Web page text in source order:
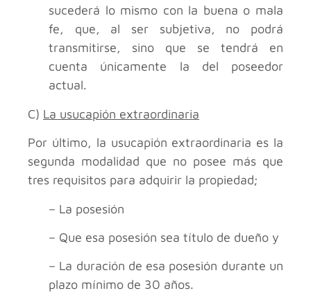
sucederá lo mismo con la buena o mala
fe, que, al ser subjetiva, no podrá
transmitirse, sino que se tendrá en
cuenta únicamente la del poseedor
actual.
C) La usucapión extraordinaria
Por último, la usucapión extraordinaria es la
segunda modalidad que no posee más que
tres requisitos para adquirir la propiedad;
– La posesión
– Que esa posesión sea título de dueño y
– La duración de esa posesión durante un
plazo mínimo de 30 años.